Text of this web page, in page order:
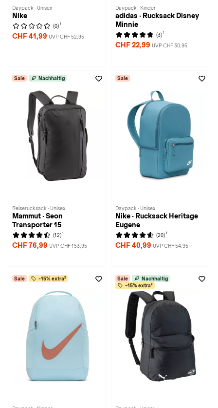
Daypack · Unisex
Nike
(0) 1
CHF 41,99 UVP CHF 52,95
Daypack · Kinder
adidas · Rucksack Disney
Minnie
(3) 1
CHF 22,99 UVP CHF 30,95
Sale Nachhaltig
Reiserucksack · Unisex
Mammut · Seon
Transporter 15
(12) 1
CHF 76,99 UVP CHF 153,95
Sale
Daypack · Unisex
Nike · Rucksack Heritage
Eugene
(20) 1
CHF 40,99 UVP CHF 54,95
Sale -15% extra² Sale
Nachhaltig
-15% extra²